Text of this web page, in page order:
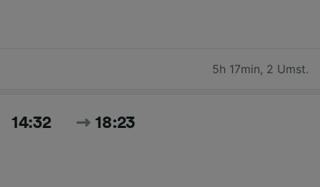
5h 17min, 2 Umst.
14:32 18:23